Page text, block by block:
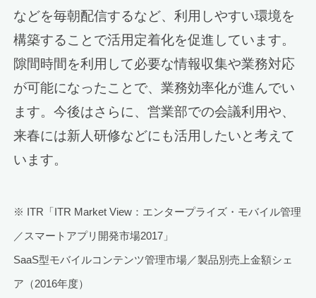
などを毎朝配信するなど、利用しやすい環境を
構築することで活用定着化を促進しています。
隙間時間を利用して必要な情報収集や業務対応
が可能になったことで、業務効率化が進んでい
ます。今後はさらに、営業部での会議利用や、
来春には新人研修などにも活用したいと考えて
います。
※ ITR「ITR Market View：エンタープライズ・モバイル管理
／スマートアプリ開発市場2017」
SaaS型モバイルコンテンツ管理市場／製品別売上金額シェ
ア（2016年度）